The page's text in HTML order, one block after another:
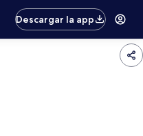
Descargar la app